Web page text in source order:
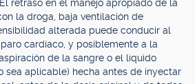
retraso en el manejo apropiado de la
la droga, baja ventilación de
alterada puede conducir al
cardíaco, y posiblemente a la
de la sangre o el líquido
sea aplicable) hecha antes de inyectar